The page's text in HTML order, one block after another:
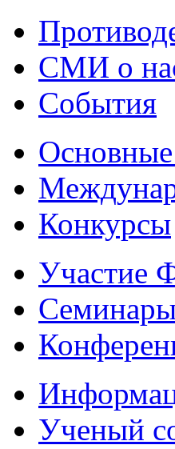
СМИ о
События
Основные
Конкурсы
Ученый